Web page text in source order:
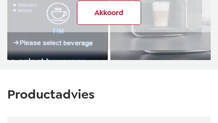
Akkoord
Productadvies